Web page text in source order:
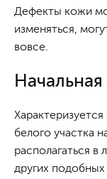
Дефекты кожи
изменяться,
вовсе.
Начальная
белого участка
располагаться
других